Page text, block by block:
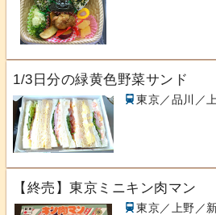
1/3日分の緑黄色野菜サンド
東京／品川／
【終売】東京ミニキン肉マン
東京／上野／